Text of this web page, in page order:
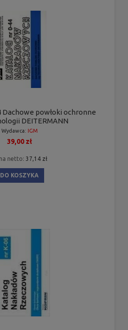
Dachowe powłoki ochronne
DEITERMANN
Wydawca: IGM
39,00 zł
netto: 37,14 zł
DO KOSZYKA